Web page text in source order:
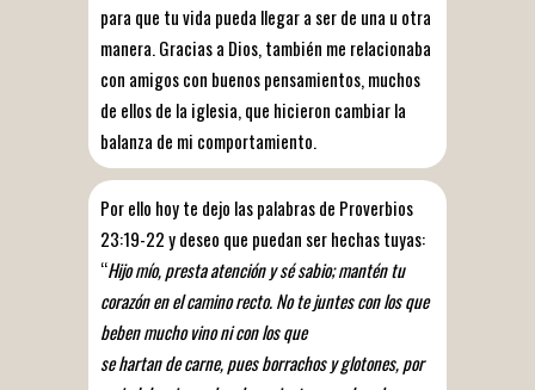
para que tu vida pueda llegar a ser de una u otra
manera. Gracias a Dios, también me relacionaba
con amigos con buenos pensamientos, muchos
de ellos de la iglesia, que hicieron cambiar la
balanza de mi comportamiento.
Por ello hoy te dejo las palabras de Proverbios
23:19-22 y deseo que puedan ser hechas tuyas:
“Hijo mío, presta atención y sé sabio; mantén tu
corazón en el camino recto. No te juntes con los que
beben mucho vino ni con los que
se hartan de carne, pues borrachos y glotones, por